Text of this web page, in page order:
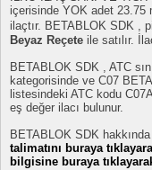
içerisinde YOK adet 23.75
ilaçtır. BETABLOK SDK ,
Beyaz Reçete ile satılır.
BETABLOK SDK , ATC
kategorisinde ve C07
listesindeki ATC kodu
eş değer ilacı bulunur.
BETABLOK SDK
talimatını buraya
bilgisine buraya